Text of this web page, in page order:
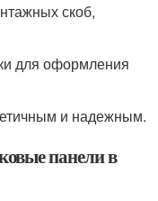
скоб,
для оформления
и надежным.
панели в